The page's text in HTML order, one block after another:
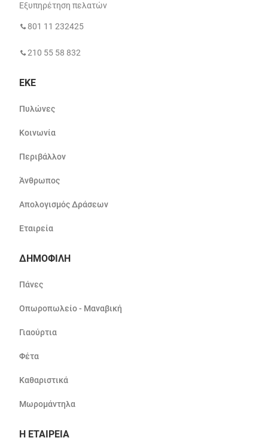
Εξυπηρέτηση πελατών
801 11 232425
210 55 58 832
ΕΚΕ
Πυλώνες
Κοινωνία
Περιβάλλον
Άνθρωπος
Απολογισμός Δράσεων
Εταιρεία
ΔΗΜΟΦΙΛΗ
Πάνες
Οπωροπωλείο - Μαναβική
Γιαούρτια
Φέτα
Καθαριστικά
Μωρομάντηλα
Η ΕΤΑΙΡΕΙΑ